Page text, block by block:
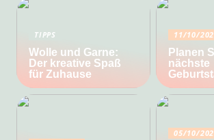
TIPPS
Wolle und Garne:
Der kreative Spaß
für Zuhause
11/10/
Planen
nächste
05/10/